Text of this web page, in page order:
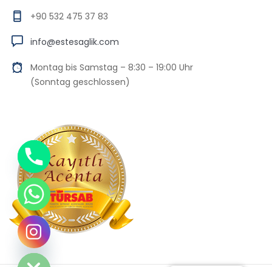
+90 532 475 37 83
info@estesaglik.com
Montag bis Samstag – 8:30 – 19:00 Uhr
(Sonntag geschlossen)
Hide
Chaty